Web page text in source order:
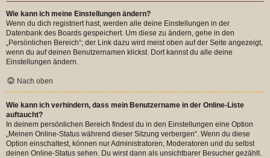
Wie kann ich meine Einstellungen ändern?
Wenn du dich registriert hast, werden alle deine Einstellungen in der
Datenbank des Boards gespeichert. Um diese zu ändern, gehe in den
„Persönlichen Bereich“; der Link dazu wird meist oben auf der Seite angezeigt,
wenn du auf deinen Benutzernamen klickst. Dort kannst du alle deine
Einstellungen ändern.
Nach oben
Wie kann ich verhindern, dass mein Benutzername in der Online-Liste
auftaucht?
In deinem persönlichen Bereich findest du in den Einstellungen eine Option
„Meinen Online-Status während dieser Sitzung verbergen“. Wenn du diese
Option einschaltest, können nur Administratoren, Moderatoren und du selbst
deinen Online-Status sehen. Du wirst dann als unsichtbarer Besucher gezählt.